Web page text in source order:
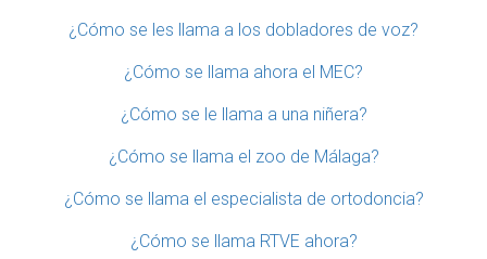
¿Cómo se les llama a los dobladores de voz?
¿Cómo se llama ahora el MEC?
¿Cómo se le llama a una niñera?
¿Cómo se llama el zoo de Málaga?
¿Cómo se llama el especialista de ortodoncia?
¿Cómo se llama RTVE ahora?